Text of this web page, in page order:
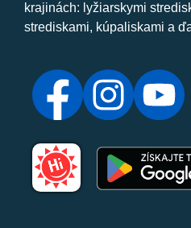
krajinách: lyžiarskymi
strediskami, kúpaliskami a